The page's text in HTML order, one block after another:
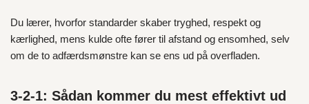
Du lærer, hvorfor standarder skaber tryghed, respekt og
kærlighed, mens kulde ofte fører til afstand og ensomhed, selv
om de to adfærdsmønstre kan se ens ud på overfladen.
3‑2‑1: Sådan kommer du mest effektivt ud